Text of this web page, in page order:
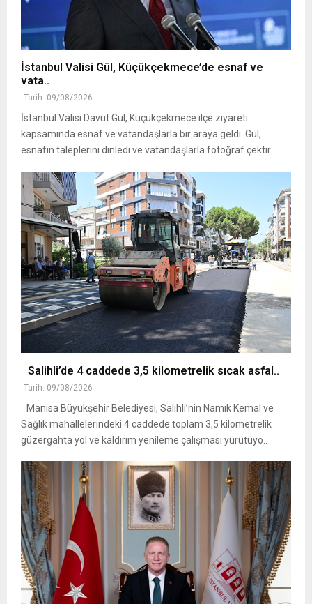
İstanbul Valisi Gül, Küçükçekmece’de esnaf ve
vata..
Tarih: 09/08/2026
İstanbul Valisi Davut Gül, Küçükçekmece ilçe ziyareti
kapsamında esnaf ve vatandaşlarla bir araya geldi. Gül,
esnafın taleplerini dinledi ve vatandaşlarla fotoğraf çektir..
Salihli’de 4 caddede 3,5 kilometrelik sıcak asfal..
Tarih: 09/08/2026
Manisa Büyükşehir Belediyesi, Salihli’nin Namık Kemal ve
Sağlık mahallelerindeki 4 caddede toplam 3,5 kilometrelik
güzergahta yol ve kaldırım yenileme çalışması yürütüyo..